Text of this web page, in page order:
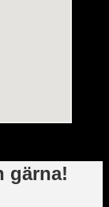
gärna!